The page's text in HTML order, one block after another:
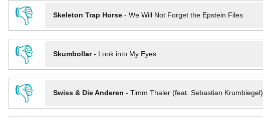
👎
Skeleton Trap Horse- We Will Not Forget the Epstein Files
👎
Skumbollar- Look into My Eyes
👎
Swiss & Die Anderen - Timm Thaler (feat. Sebastian Krumbiegel)